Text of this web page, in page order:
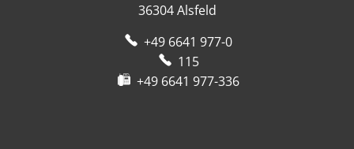
36304 Alsfeld
+49 6641 977-0
115
+49 6641 977-336